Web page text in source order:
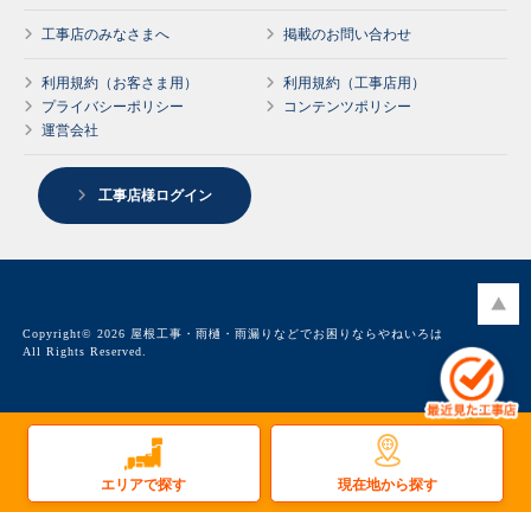
工事店のみなさまへ 掲載のお問い合わせ
利用規約（お客さま用）
利用規約（工事店用）
プライバシーポリシー
コンテンツポリシー
運営会社
工事店様ログイン
Copyright© 2026 屋根工事・雨樋・雨漏りなどでお困りならやねいろは
All Rights Reserved.
エリアで探す 現在地から探す